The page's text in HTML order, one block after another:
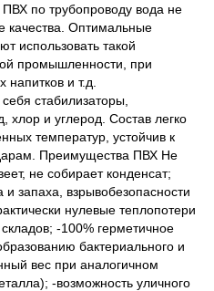
по трубопроводу вода не
качества. Оптимальные
использовать такой
промышленности, при
напитков и т.д.
стабилизаторы,
хлор и углерод. Состав легко
температур, устойчив к
Преимущества ПВХ Не
не собирает конденсат;
и запаха, взрывобезопасности
нулевые теплопотери
-100% герметичное
бактериального и
вес при аналогичном
-возможность уличного